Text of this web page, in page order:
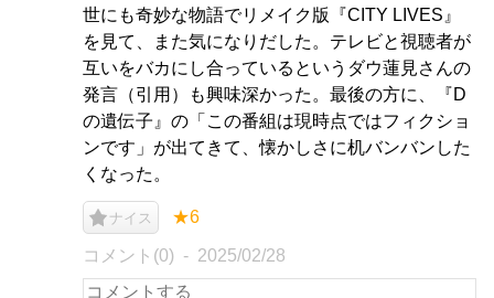
世にも奇妙な物語でリメイク版『CITY LIVES』
を見て、また気になりだした。テレビと視聴者が
互いをバカにし合っているというダウ蓮見さんの
発言（引用）も興味深かった。最後の方に、『D
の遺伝子』の「この番組は現時点ではフィクショ
ンです」が出てきて、懐かしさに机バンバンした
くなった。
ナイス ★6
コメント(0) 2025/02/28